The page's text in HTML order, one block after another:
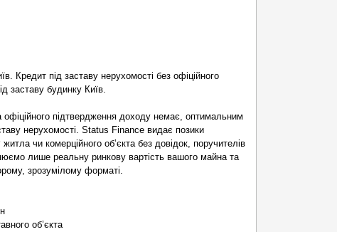
Кредит під заставу нерухомості без офіційного
заставу будинку Київ.
офіційного підтвердження доходу немає, оптимальним
нерухомості. Status Finance видає позики
чи комерційного обʼєкта без довідок, поручителів
лише реальну ринкову вартість вашого майна та
зрозумілому форматі.
об’єкта